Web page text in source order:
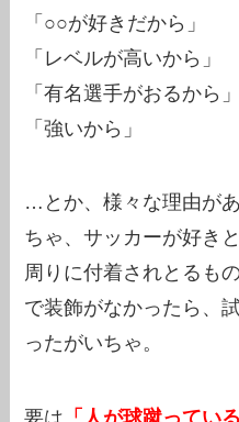
「○○が好きだから」
「レベルが高いから」
「有名選手がおるから」
「強いから」
…とか、様々な理由が
ちゃ、サッカーが好き
周りに付着されとるも
で装飾がなかったら、
ったがいちゃ。